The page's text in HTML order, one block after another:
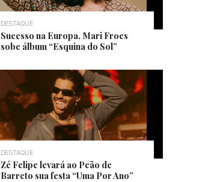
DESTAQUE
Sucesso na Europa, Mari Froes
sobe álbum “Esquina do Sol”
DESTAQUE
Zé Felipe levará ao Peão de
Barreto sua festa “Uma Por Ano”